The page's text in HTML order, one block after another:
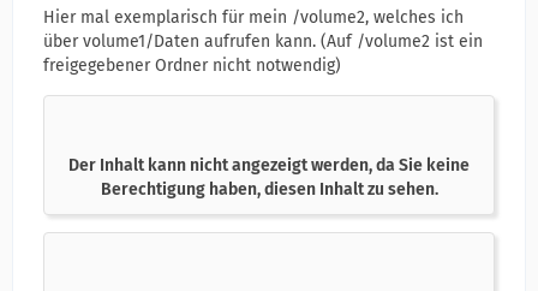
Hier mal exemplarisch für mein /volume2, welches ich
über volume1/Daten aufrufen kann. (Auf /volume2 ist ein
freigegebener Ordner nicht notwendig)
Der Inhalt kann nicht angezeigt werden, da Sie keine
Berechtigung haben, diesen Inhalt zu sehen.